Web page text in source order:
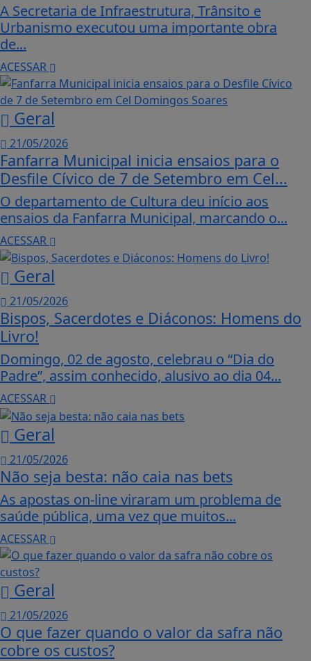
A Secretaria de Infraestrutura, Trânsito e
Urbanismo executou uma importante obra
de...
ACESSAR
Geral
21/05/2026
Fanfarra Municipal inicia ensaios para o
Desfile Cívico de 7 de Setembro em Cel...
O departamento de Cultura deu início aos
ensaios da Fanfarra Municipal, marcando o...
ACESSAR
Geral
21/05/2026
Bispos, Sacerdotes e Diáconos: Homens do
Livro!
Domingo, 02 de agosto, celebrau o “Dia do
Padre”, assim conhecido, alusivo ao dia 04...
ACESSAR
Geral
21/05/2026
Não seja besta: não caia nas bets
As apostas on-line viraram um problema de
saúde pública, uma vez que muitos...
ACESSAR
Geral
21/05/2026
O que fazer quando o valor da safra não
cobre os custos?